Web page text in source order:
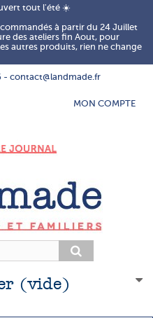
tout l'été ☀️
à partir du 24 Juillet
des ateliers fin Aout, pour
autres produits, rien ne change
- contact@landmade.fr
MON COMPTE
(vide)